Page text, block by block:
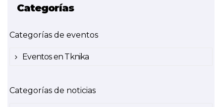
Categorías
Categorías de eventos
Eventos en Tknika
Categorías de noticias